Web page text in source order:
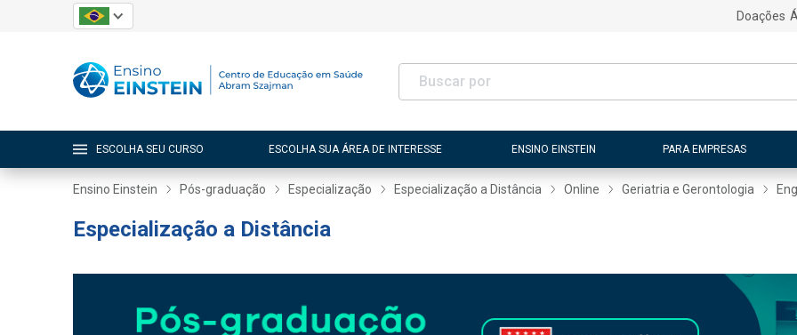
Doações
ESCOLHA SEU CURSO ESCOLHA SUA ÁREA DE INTERESSE ENSINO EINSTEIN PARA EMPRESAS
Ensino Einstein Pós-graduação Especialização Especialização a Distância Online Geriatria e Gerontologia
Especialização a Distância